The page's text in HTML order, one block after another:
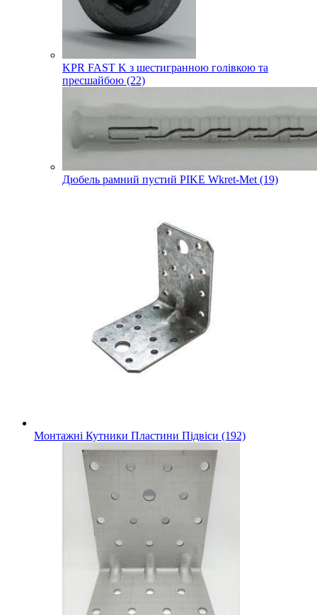
KPR FAST K з шестигранною голівкою та
пресшайбою (22)
Дюбель рамний пустий PIKE Wkret-Met (19)
Монтажні Кутники Пластини Підвіси (192)